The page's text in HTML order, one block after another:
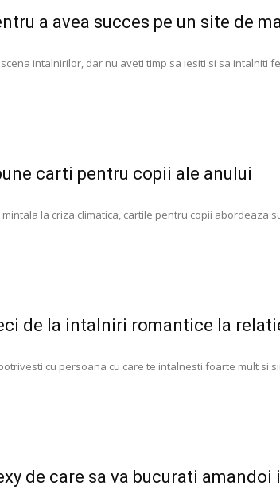
a avea succes pe un site de
intalnirilor, dar nu aveti timp sa iesiti si sa intalniti
carti pentru copii ale anului
la criza climatica, cartile pentru copii
de la intalniri romantice la
cu persoana cu care te intalnesti foarte mult si
de care sa va bucurati